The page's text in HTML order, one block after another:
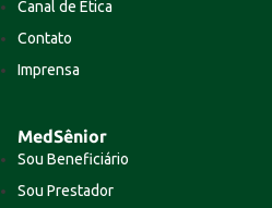
Canal de Ética
Contato
Imprensa
MedSênior
Sou Beneficiário
Sou Prestador